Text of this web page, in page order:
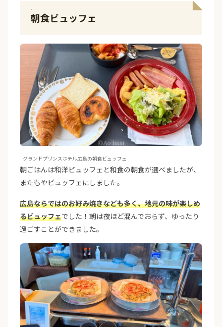
朝食ビュッフェ
グランドプリンスホテル広島の朝食ビュッフェ
朝ごはんは和洋ビュッフェと和食の朝食が選べましたが、
またもやビュッフェにしました。
広島ならではのお好み焼きなども多く、地元の味が楽しめ
るビュッフェでした！朝は夜ほど混んでおらず、ゆったり
過ごすことができました。